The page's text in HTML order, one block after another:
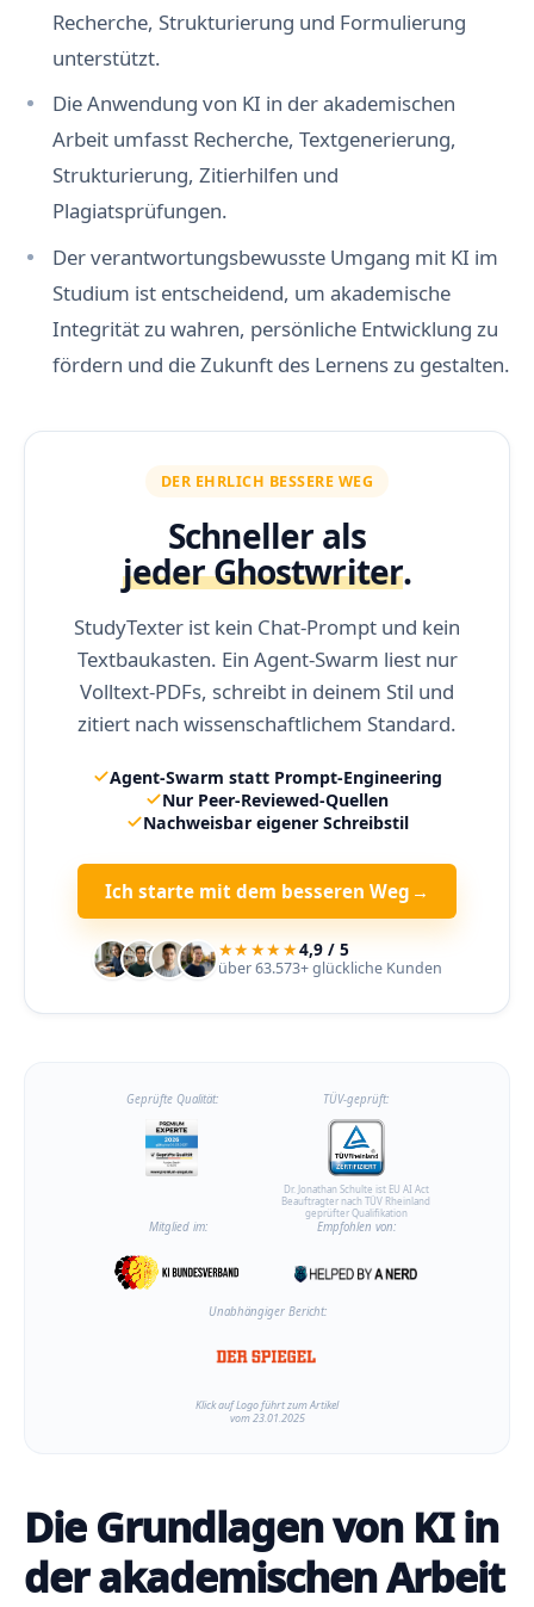
Recherche, Strukturierung und Formulierung
unterstützt.
Die Anwendung von KI in der akademischen
Arbeit umfasst Recherche, Textgenerierung,
Strukturierung, Zitierhilfen und
Plagiatsprüfungen.
Der verantwortungsbewusste Umgang mit KI im
Studium ist entscheidend, um akademische
Integrität zu wahren, persönliche Entwicklung zu
fördern und die Zukunft des Lernens zu gestalten.
DER EHRLICH BESSERE WEG
Schneller als
jeder Ghostwriter.
StudyTexter ist kein Chat-Prompt und kein
Textbaukasten. Ein Agent-Swarm liest nur
Volltext-PDFs, schreibt in deinem Stil und
zitiert nach wissenschaftlichem Standard.
Agent-Swarm statt Prompt-Engineering
Nur Peer-Reviewed-Quellen
Nachweisbar eigener Schreibstil
Ich starte mit dem besseren Weg →
★★★★★4,9 / 5
über 63.573+ glückliche Kunden
Geprüfte Qualität: TÜV-geprüft:
Dr. Jonathan Schulte ist EU AI Act
Beauftragter nach TÜV Rheinland
geprüfter Qualifikation
Mitglied im: Empfohlen von:
Unabhängiger Bericht:
Klick auf Logo führt zum Artikel
vom 23.01.2025
Die Grundlagen von KI in
der akademischen Arbeit